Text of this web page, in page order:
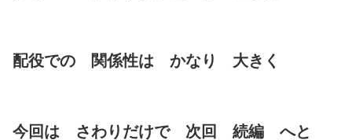
配役での 関係性は かなり 大きく
今回は さわりだけで 次回 続編 へと